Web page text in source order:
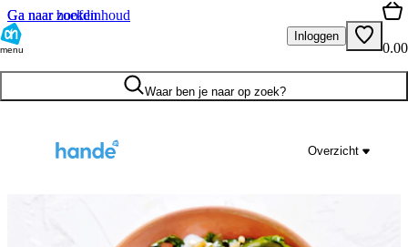
Ga naar hoofdinhoud
Ga naar zoeken
menu
Inloggen
0.00
Waar ben je naar op zoek?
Overzicht